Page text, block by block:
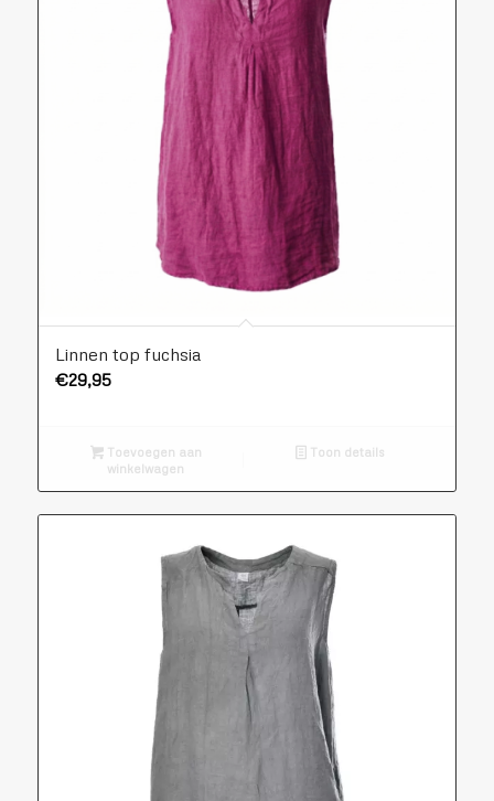
Linnen top fuchsia
€29,95
Toevoegen aan
winkelwagen
Toon details